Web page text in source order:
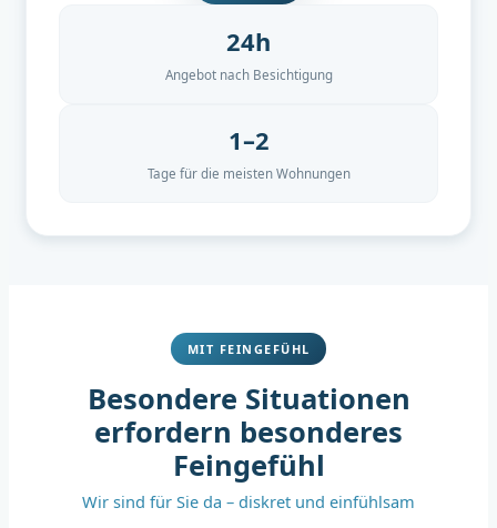
24h
Angebot nach Besichtigung
1–2
Tage für die meisten Wohnungen
MIT FEINGEFÜHL
Besondere Situationen
erfordern besonderes
Feingefühl
Wir sind für Sie da – diskret und einfühlsam